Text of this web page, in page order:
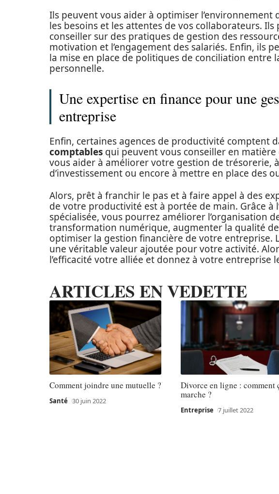
Ils peuvent vous aider à optimiser
les besoins et les attentes de vos collaborateurs.
conseiller sur des pratiques de gestion des
motivation et l’engagement des salariés. Enfin, ils
la mise en place de politiques de conciliation entre
personnelle.
Une expertise en finance pour une
entreprise
Enfin, certaines agences de productivité comptent
comptables qui peuvent vous conseiller en
vous aider à améliorer votre gestion de trésorerie,
d’investissement ou encore à mettre en place des
Alors, prêt à franchir le pas et à faire appel à des
de votre productivité est à portée de main. Grâce à
spécialisée, vous pourrez améliorer l’organisation
transformation numérique, augmenter la qualité
optimiser la gestion financière de votre entreprise.
une véritable valeur ajoutée pour votre activité.
l’efficacité votre alliée et donnez à votre entreprise
ARTICLES EN VEDETTE
Comment joindre une mutuelle ?
Santé 30 juin 2022
Divorce en ligne : comment
marche ?
Entreprise 7 juillet 2022